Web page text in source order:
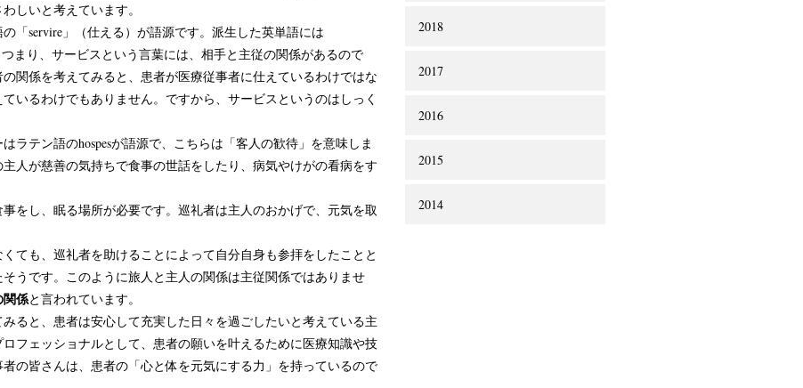
しいと考えています。
「servire」（仕える）が語源です。派生した英単語には
まり、サービスという言葉には、相手と主従の関係があるので
関係を考えてみると、患者が医療従事者に仕えているわけではな
いるわけでもありません。ですから、サービスというのはしっく
ラテン語のhospesが語源で、こちらは「客人の歓待」を意味しま
人が慈善の気持ちで食事の世話をしたり、病気やけがの看病をす
をし、眠る場所が必要です。巡礼者は主人のおかげで、元気を取
ても、巡礼者を助けることによって自分自身も参拝をしたことと
うです。このように旅人と主人の関係は主従関係ではありませ
関係と言われています。
ると、患者は安心して充実した日々を過ごしたいと考えている主
フェッショナルとして、患者の願いを叶えるために医療知識や技
の皆さんは、患者の「心と体を元気にする力」を持っているので
2018
2017
2016
2015
2014